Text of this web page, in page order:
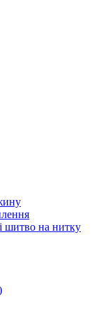
шитво на нитку